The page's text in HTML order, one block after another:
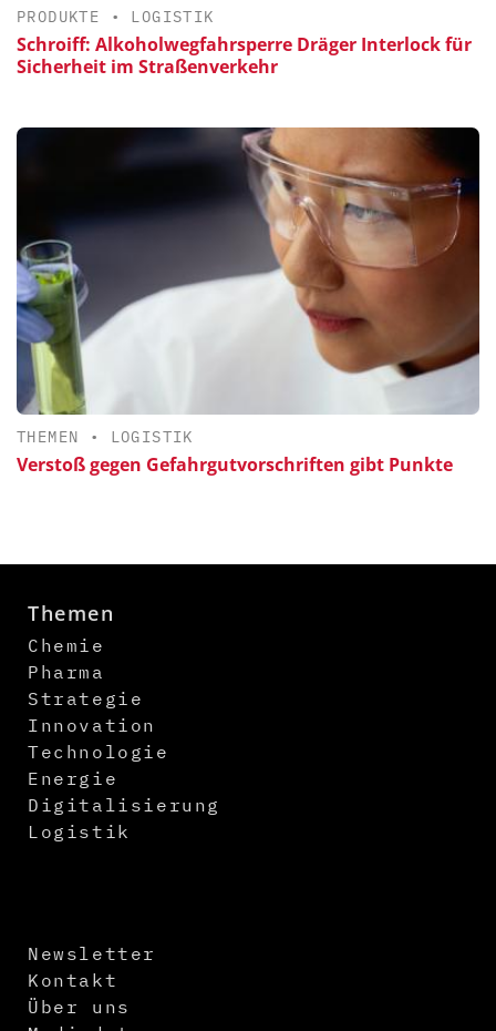
PRODUKTE • LOGISTIK
Schroiff: Alkoholwegfahrsperre Dräger Interlock für
Sicherheit im Straßenverkehr
THEMEN • LOGISTIK
Verstoß gegen Gefahrgutvorschriften gibt Punkte
Themen
Chemie
Pharma
Strategie
Innovation
Technologie
Energie
Digitalisierung
Logistik
Newsletter
Kontakt
Über uns